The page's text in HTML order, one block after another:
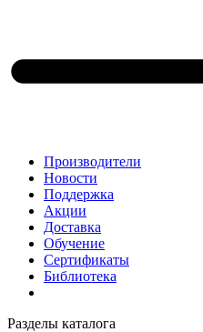
Производители
Новости
Поддержка
Акции
Доставка
Обучение
Сертификаты
Библиотека
Разделы каталога